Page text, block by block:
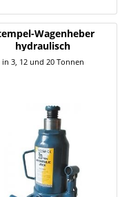
Wagenheber
hydraulisch
in 3, 12 und 20 Tonnen